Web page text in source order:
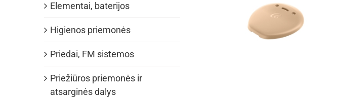
Elementai, baterijos
Higienos priemonės
Priedai, FM sistemos
Priežiūros priemonės ir
atsarginės dalys